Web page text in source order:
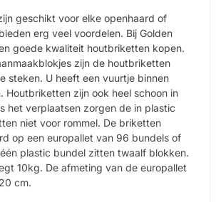
geschikt voor elke openhaard of
erg veel voordelen. Bij Golden
goede kwaliteit houtbriketten kopen.
zijn de houtbriketten
steken. U heeft een vuurtje binnen
Houtbriketten zijn ook heel schoon in
het verplaatsen zorgen de in plastic
niet voor rommel. De briketten
op een europallet van 96 bundels of
plastic bundel zitten twaalf blokken.
10kg. De afmeting van de europallet
cm.